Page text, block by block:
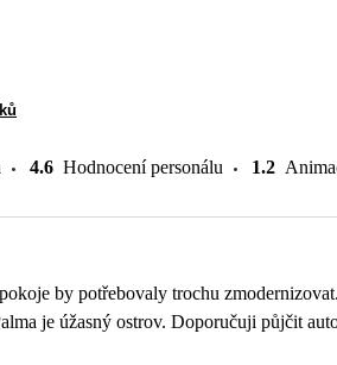
4.6 Hodnocení personálu 1.2
by potřebovaly trochu
pravidelný úklid. La Palma je úžasný ostrov. Doporučuji